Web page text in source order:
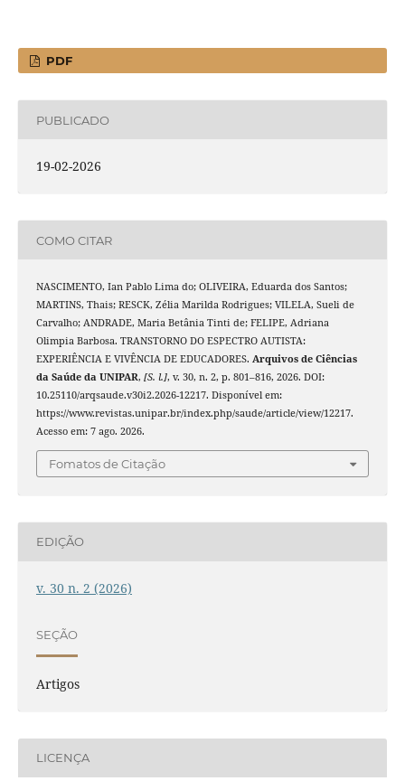
PDF
PUBLICADO
19-02-2026
COMO CITAR
NASCIMENTO, Ian Pablo Lima do; OLIVEIRA, Eduarda dos Santos;
MARTINS, Thais; RESCK, Zélia Marilda Rodrigues; VILELA, Sueli de
Carvalho; ANDRADE, Maria Betânia Tinti de; FELIPE, Adriana
Olimpia Barbosa. TRANSTORNO DO ESPECTRO AUTISTA:
EXPERIÊNCIA E VIVÊNCIA DE EDUCADORES. Arquivos de Ciências
da Saúde da UNIPAR, [S. l.], v. 30, n. 2, p. 801–816, 2026. DOI:
10.25110/arqsaude.v30i2.2026-12217. Disponível em:
https://www.revistas.unipar.br/index.php/saude/article/view/12217.
Acesso em: 7 ago. 2026.
Fomatos de Citação
EDIÇÃO
v. 30 n. 2 (2026)
SEÇÃO
Artigos
LICENÇA